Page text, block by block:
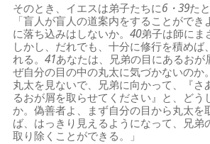
そのとき、イエスは弟子たちに6・39た
「盲人が盲人の道案内をすることがで
に落ち込みはしないか。40弟子は師にま
しかし、だれでも、十分に修行を積めば
れる。41あなたは、兄弟の目にあるおが
ぜ自分の目の中の丸太に気づかないのか
丸太を見ないで、兄弟に向かって、『さ
るおが屑を取らせてください』と、どう
か。偽善者よ、まず自分の目から丸太を
ば、はっきり見えるようになって、兄弟
取り除くことができる。」